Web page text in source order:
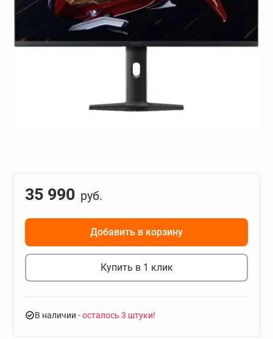
35 990 руб.
Добавить в корзину
Купить в 1 клик
В наличии - осталось 3 штуки